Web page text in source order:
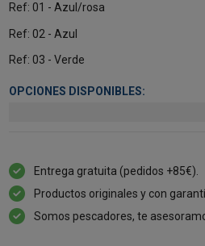
Ref: 01 - Azul/rosa
Ref: 02 - Azul
Ref: 03 - Verde
OPCIONES DISPONIBLES:
Entrega gratuita (pedidos +85€).
Productos originales y con
Somos pescadores, te